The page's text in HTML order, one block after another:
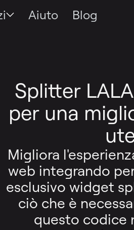
Aiuto Blog
Splitter
per una
Migliora
web integrando
esclusivo widget
ciò che è
questo codice